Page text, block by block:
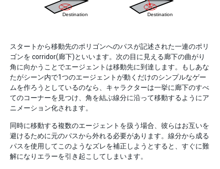
スタートから移動先のポリゴンへのパスが記述された一連のポリ
ゴンを corridor(廊下)といいます。次の目に見える廊下の曲がり
角に向かうことでエージェントは移動先に到達します。もしあな
たがシーン内で1つのエージェントが動くだけのシンプルなゲー
ムを作ろうとしているのなら、キャラクターは一挙に廊下のすべ
てのコーナーを見つけ、角を結ぶ線分に沿って移動するようにア
ニメーション化されます。
同時に移動する複数のエージェントを扱う場合、彼らはお互いを
避けるために元のパスから外れる必要があります。線分から成る
パスを使用してこのようなズレを補正しようとすると、すぐに難
解になりエラーを引き起こしてしまいます。